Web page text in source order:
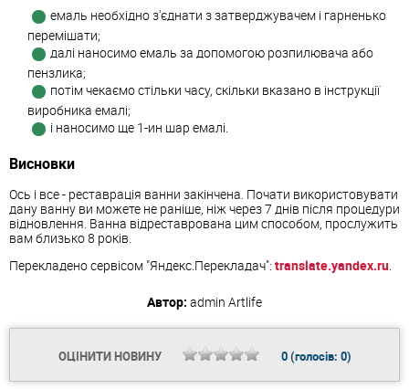
емаль необхідно з'єднати з затверджувачем і гарненько
перемішати;
далі наносимо емаль за допомогою розпилювача або
пензлика;
потім чекаємо стільки часу, скільки вказано в інструкції
виробника емалі;
і наносимо ще 1-ин шар емалі.
Висновки
Ось і все - реставрація ванни закінчена. Почати використовувати
дану ванну ви можете не раніше, ніж через 7 днів після процедури
відновлення. Ванна відреставрована цим способом, прослужить
вам близько 8 років.
Перекладено сервісом "Яндекс.Перекладач": translate.yandex.ru.
Автор: admin Artlife
ОЦІНИТИ НОВИНУ 0(голосів: 0)